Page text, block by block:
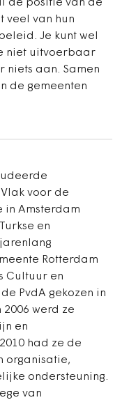
de positie van de
veel van hun
Je kunt wel
niet uitvoer­­­baar
niets aan. Samen
de gemeenten
voor de
in Amsterdam
en
Rotterdam
Cultuur en
PvdA gekozen in
werd ze
en
had ze de
organisatie,
ondersteuning.
van